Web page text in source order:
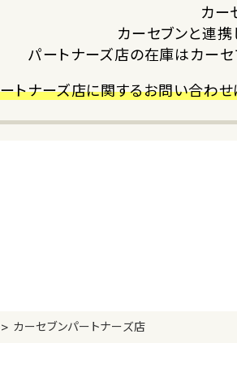
カー
カーセブンと連携
パートナーズ店の在庫はカー
トナーズ店に関するお問い合わ
> カーセブンパートナーズ店